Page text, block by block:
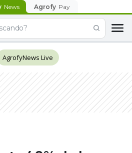
News Agrofy Pay
AgrofyNews Live